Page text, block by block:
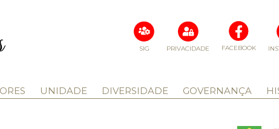
FACEBOOK
PRIVACIDADE
SIG
UNIDADE DIVERSIDADE GOVERNANÇA